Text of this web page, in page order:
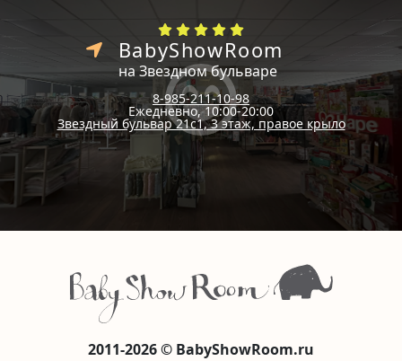
BabyShowRoom
на Звездном бульваре
8-985-211-10-98
Ежедневно, 10:00-20:00
Звездный бульвар 21с1, 3 этаж, правое крыло
2011-2026 © BabyShowRoom.ru